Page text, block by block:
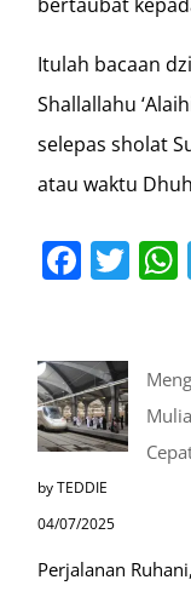
Itulah bacaan
Shallallahu
selepas sholat
atau waktu
by TEDDIE
04/07/2025
Perjalanan